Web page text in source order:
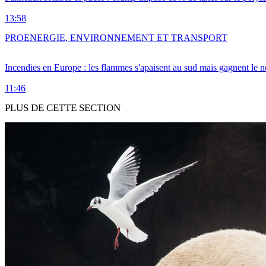
13:58
Incendies en Europe : les flammes s'apaisent au sud mais gagnent le
11:46
PROENERGIE, ENVIRONNEMENT ET TRANSPORT
PLUS DE CETTE SECTION